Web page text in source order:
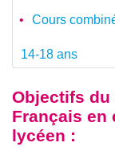
Cours
14-18 ans
Objectifs du
Français en
lycéen :